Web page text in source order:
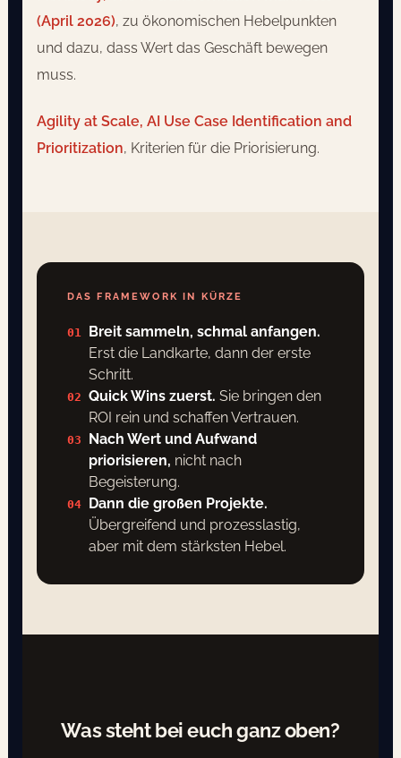
(April 2026), zu ökonomischen Hebelpunkten
und dazu, dass Wert das Geschäft bewegen
muss.
Agility at Scale, AI Use Case Identification and
Prioritization, Kriterien für die Priorisierung.
DAS FRAMEWORK IN KÜRZE
01
Breit sammeln, schmal anfangen.
Erst die Landkarte, dann der erste
Schritt.
02 Quick Wins zuerst. Sie bringen den
ROI rein und schaffen Vertrauen.
03
Nach Wert und Aufwand
priorisieren, nicht nach
Begeisterung.
04
Dann die großen Projekte.
Übergreifend und prozesslastig,
aber mit dem stärksten Hebel.
Was steht bei euch ganz oben?